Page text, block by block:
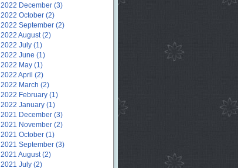
2022 December(3)
2022 October(2)
2022 September(2)
2022 August(2)
2022 July(1)
2022 June (1)
2022 May(1)
2022 April (2)
2022 March (2)
2022 February(1)
2022 January(1)
2021 December(3)
2021 November(2)
2021 October(1)
2021 September(3)
2021 August(2)
2021 July(2)